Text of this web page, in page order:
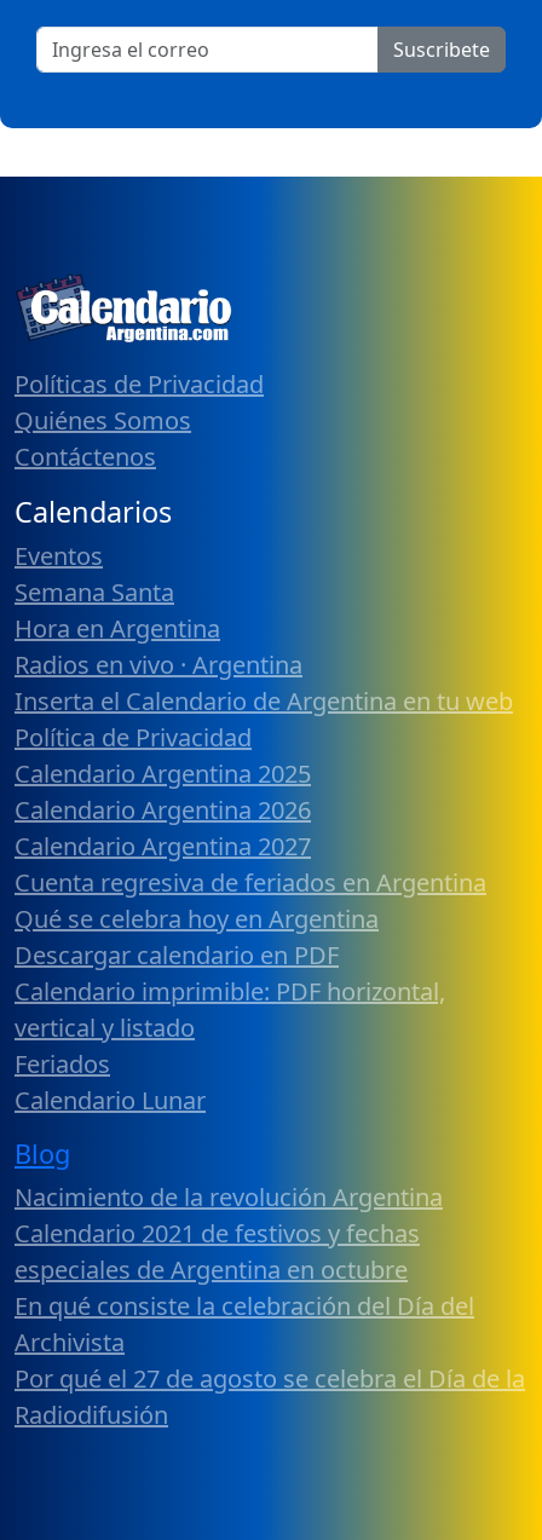
Suscribete
Políticas de Privacidad
Quiénes Somos
Contáctenos
Calendarios
Eventos
Semana Santa
Hora en Argentina
Radios en vivo · Argentina
Inserta el Calendario de Argentina en tu web
Política de Privacidad
Calendario Argentina 2025
Calendario Argentina 2026
Calendario Argentina 2027
Cuenta regresiva de feriados en Argentina
Qué se celebra hoy en Argentina
Descargar calendario en PDF
Calendario imprimible: PDF horizontal,
vertical y listado
Feriados
Calendario Lunar
Blog
Nacimiento de la revolución Argentina
Calendario 2021 de festivos y fechas
especiales de Argentina en octubre
En qué consiste la celebración del Día del
Archivista
Por qué el 27 de agosto se celebra el Día de la
Radiodifusión